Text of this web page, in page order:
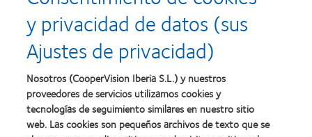
MyDay™ desarrollo
del
liderazgo
2011:
Premios
a
mejor
(2011)
2011:
Premio
a
salud
Learn
more
about
2012:
Premio
Manufacturing
Leadership
Learn
more
about
2012
Premio
internacional
REBRAND
Learn
y privacidad de datos (sus
Ajustes de privacidad)
Nosotros (CooperVision Iberia S.L.) y nuestros
proveedores de servicios utilizamos cookies y
tecnologías de seguimiento similares en nuestro sitio
web. Las cookies son pequeños archivos de texto que se